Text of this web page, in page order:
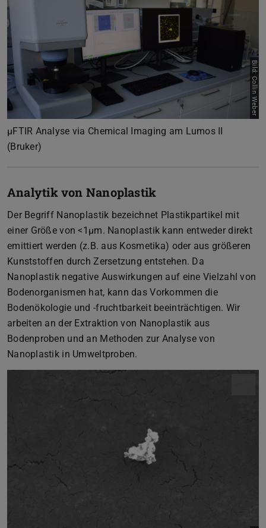
Bild: Collin Weber
µFTIR Analyse via Chemical Imaging am Lumos II
(Bruker)
Zurück Vor
Analytik von Nanoplastik
Der Begriff Nanoplastik bezeichnet Plastikpartikel mit
einer Größe von <1µm. Nanoplastik kann entweder direkt
emittiert werden (z.B. aus Kosmetika) oder aus größeren
Kunststoffen durch Zersetzung entstehen. Da
Nanoplastik negative Auswirkungen auf eine Vielzahl von
Bodenorganismen hat, kann das Vorkommen die
Bodenökologie und -fruchtbarkeit beeinträchtigen. Wir
arbeiten an der Extraktion von Nanoplastik aus
Bodenproben und an Methoden zur Analyse von
Nanoplastik in Umweltproben.